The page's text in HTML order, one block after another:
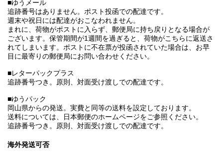
■ゆうメール
追跡番号はありません。ポスト投函での配達です。
週末や祝日には配達がおこなわれません。
まれに、荷物がポストに入らず、郵便局に持ち戻りとなる場合が
ございます。保管期間が1週間を過ぎると、荷物がこちらに返送さ
れてしまいます。ポストに不在票が投函されていた場合は、お早
目に最寄りの郵便局にお問い合わせください。
■レターパックプラス
追跡番号つき。原則、対面受け渡しでの配達です。
■ゆうパック
岡山県からの発送。実費と同等の送料を設定しております。
送料については、日本郵便のホームページをご参照ください。
追跡番号つき。原則、対面受け渡しでの配達です。
海外発送可否